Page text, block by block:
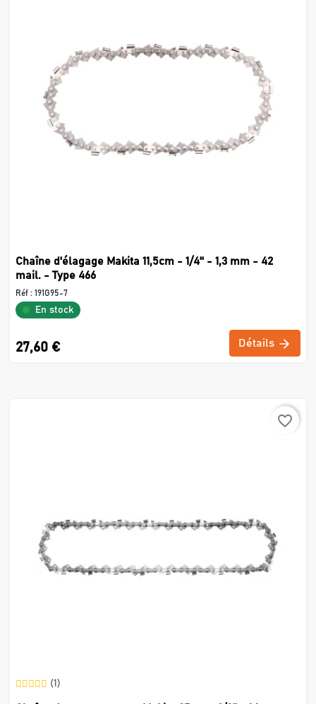
Chaîne d'élagage Makita 11,5cm - 1/4'' - 1,3 mm - 42
mail. - Type 466
Réf : 191G95-7
En stock
27,60 € Détails
favorite_border
(1)